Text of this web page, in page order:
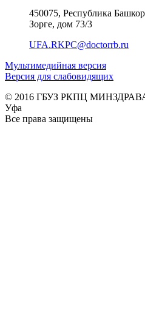
450075, Республика
Зорге, дом 73/3
UFA.RKPC@doctorrb.ru
Мультимедийная версия
Версия для слабовидящих
© 2016 ГБУЗ РКПЦ МИНЗДРАВА
Уфа
Все права защищены